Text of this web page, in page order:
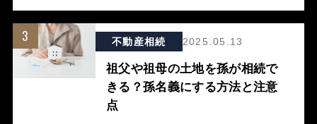
3 不動産相続 2025.05.13
祖父や祖母の土地を孫が相続で
きる？孫名義にする方法と注意
点